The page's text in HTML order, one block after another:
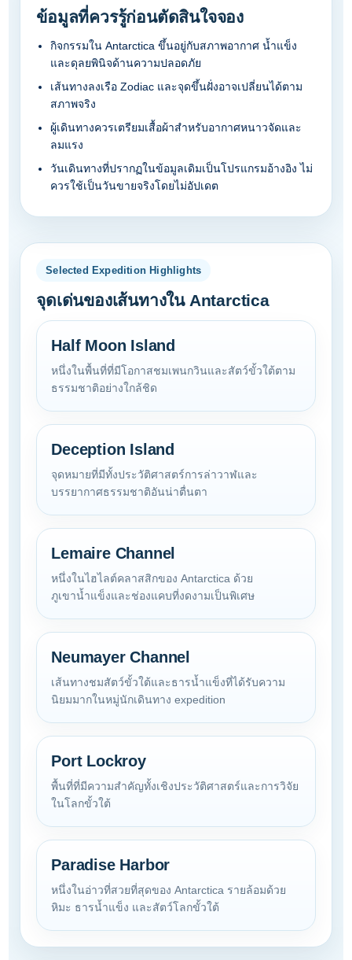
ข้อมูลที่ควรรู้ก่อนตัดสินใจจอง
กิจกรรมใน Antarctica ขึ้นอยู่กับสภาพอากาศ น้ำแข็ง
และดุลยพินิจด้านความปลอดภัย
เส้นทางลงเรือ Zodiac และจุดขึ้นฝั่งอาจเปลี่ยนได้ตาม
สภาพจริง
ผู้เดินทางควรเตรียมเสื้อผ้าสำหรับอากาศหนาวจัดและ
ลมแรง
วันเดินทางที่ปรากฏในข้อมูลเดิมเป็นโปรแกรมอ้างอิง ไม่
ควรใช้เป็นวันขายจริงโดยไม่อัปเดต
Selected Expedition Highlights
จุดเด่นของเส้นทางใน Antarctica
Half Moon Island
หนึ่งในพื้นที่ที่มีโอกาสชมเพนกวินและสัตว์ขั้วใต้ตาม
ธรรมชาติอย่างใกล้ชิด
Deception Island
จุดหมายที่มีทั้งประวัติศาสตร์การล่าวาฬและ
บรรยากาศธรรมชาติอันน่าตื่นตา
Lemaire Channel
หนึ่งในไฮไลต์คลาสสิกของ Antarctica ด้วย
ภูเขาน้ำแข็งและช่องแคบที่งดงามเป็นพิเศษ
Neumayer Channel
เส้นทางชมสัตว์ขั้วใต้และธารน้ำแข็งที่ได้รับความ
นิยมมากในหมู่นักเดินทาง expedition
Port Lockroy
พื้นที่ที่มีความสำคัญทั้งเชิงประวัติศาสตร์และการวิจัย
ในโลกขั้วใต้
Paradise Harbor
หนึ่งในอ่าวที่สวยที่สุดของ Antarctica รายล้อมด้วย
หิมะ ธารน้ำแข็ง และสัตว์โลกขั้วใต้